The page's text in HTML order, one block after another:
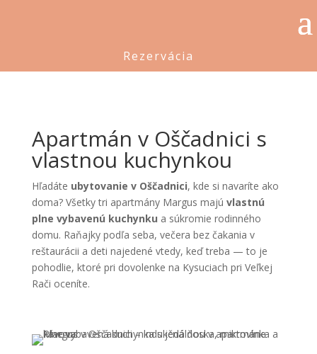
Rezervácia
Apartmán v Oščadnici s
vlastnou kuchynkou
Hľadáte ubytovanie v Oščadnici, kde si navaríte ako
doma? Všetky tri apartmány Margus majú vlastnú
plne vybavenú kuchynku a súkromie rodinného
domu. Raňajky podľa seba, večera bez čakania v
reštaurácii a deti najedené vtedy, keď treba — to je
pohodlie, ktoré pri dovolenke na Kysuciach pri Veľkej
Rači oceníte.